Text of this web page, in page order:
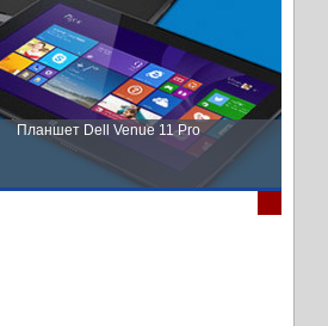
Планшет Dell Venue 11 Pro